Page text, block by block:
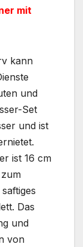
mit
kann
und
Set
und ist
ist 16 cm
Das
und
von